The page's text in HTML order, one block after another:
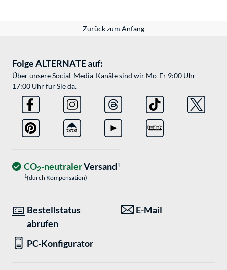
Zurück zum Anfang
Folge ALTERNATE auf:
Über unsere Social-Media-Kanäle sind wir Mo-Fr 9:00 Uhr -
17:00 Uhr für Sie da.
CO2-neutralerVersand1
1(durch Kompensation)
Bestellstatus
abrufen
E-Mail
PC-Konfigurator